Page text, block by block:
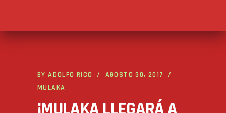
BYADOLFO RICO
AGOSTO 30, 2017
MULAKA